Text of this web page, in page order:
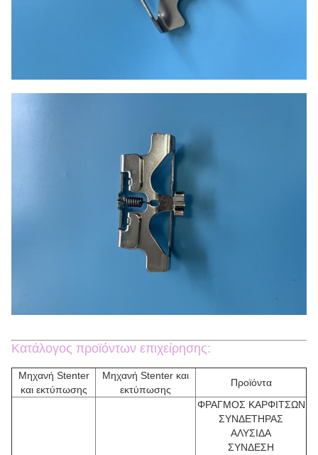
Κατάλογος προϊόντων επιχείρησης:
Μηχανή Stenter
και εκτύπωσης
Μηχανή Stenter και
εκτύπωσης
Προϊόντα
ΦΡΑΓΜΟΣ ΚΑΡΦΙΤΣΩΝ
ΣΥΝΔΕΤΗΡΑΣ
ΑΛΥΣΙΔΑ
ΣΥΝΔΕΣΗ